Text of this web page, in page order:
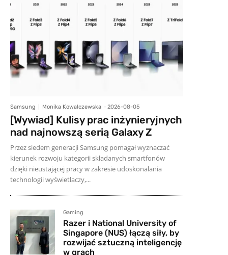
Samsung Monika Kowalczewska - 2026-08-05
[Wywiad] Kulisy prac inżynieryjnych
nad najnowszą serią Galaxy Z
Przez siedem generacji Samsung pomagał wyznaczać
kierunek rozwoju kategorii składanych smartfonów
dzięki nieustającej pracy w zakresie udoskonalania
technologii wyświetlaczy,...
Gaming
Razer i National University of
Singapore (NUS) łączą siły, by
rozwijać sztuczną inteligencję
w grach